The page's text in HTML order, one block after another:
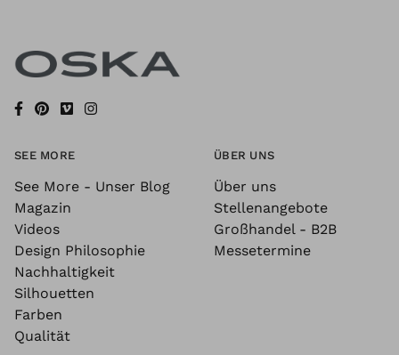
SEE MORE
See More - Unser Blog
Magazin
Videos
Design Philosophie
Nachhaltigkeit
Silhouetten
Farben
Qualität
ÜBER UNS
Über uns
Stellenangebote
Großhandel - B2B
Messetermine